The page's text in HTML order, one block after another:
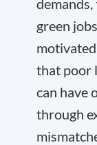
green
that poor
can have
through